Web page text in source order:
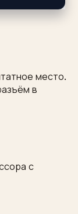
место.
в
с